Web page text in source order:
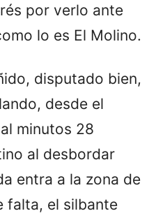
por verlo ante
lo es El Molino.
disputado bien,
desde el
minutos 28
al desbordar
entra a la zona de
falta, el silbante